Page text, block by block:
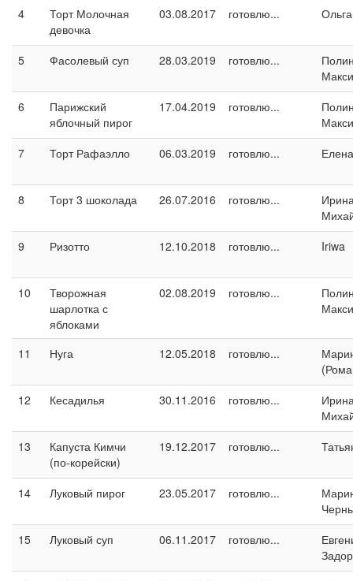
4
Торт Молочная
девочка
03.08.2017 готовлю...
5 Фасолевый суп 28.03.2019 готовлю...
6
Парижский
яблочный пирог
17.04.2019 готовлю...
7
Торт Рафаэлло 06.03.2019 готовлю... Елена
8 Торт 3 шоколада 26.07.2016 готовлю...
9
Ризотто 12.10.2018 готовлю... Iriwa
10
Творожная
шарлотка с
яблоками
02.08.2019 готовлю...
11 Нуга 12.05.2018 готовлю...
12
Кесадилья 30.11.2016 готовлю...
13
Капуста Кимчи
(по-корейски)
19.12.2017 готовлю...
14 Луковый пирог 23.05.2017 готовлю...
15
Луковый суп 06.11.2017 готовлю...